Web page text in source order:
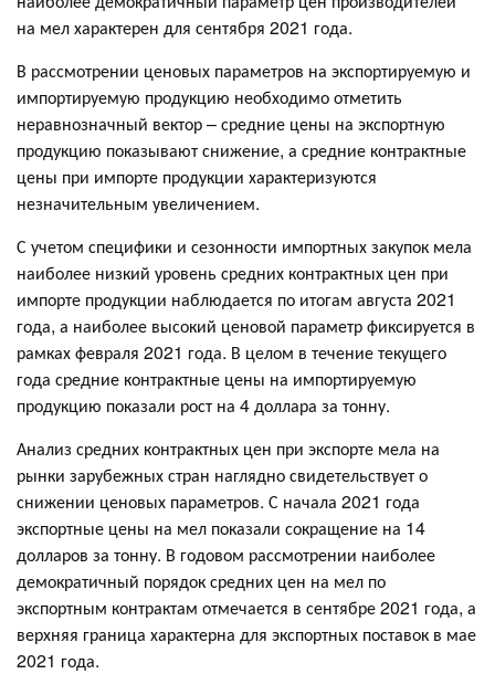
на мел характерен для сентября 2021 года.
В рассмотрении ценовых параметров на экспортируемую и
импортируемую продукцию необходимо отметить
неравнозначный вектор – средние цены на экспортную
продукцию показывают снижение, а средние контрактные
цены при импорте продукции характеризуются
незначительным увеличением.
С учетом специфики и сезонности импортных закупок мела
наиболее низкий уровень средних контрактных цен при
импорте продукции наблюдается по итогам августа 2021
года, а наиболее высокий ценовой параметр фиксируется в
рамках февраля 2021 года. В целом в течение текущего
года средние контрактные цены на импортируемую
продукцию показали рост на 4 доллара за тонну.
Анализ средних контрактных цен при экспорте мела на
рынки зарубежных стран наглядно свидетельствует о
снижении ценовых параметров. С начала 2021 года
экспортные цены на мел показали сокращение на 14
долларов за тонну. В годовом рассмотрении наиболее
демократичный порядок средних цен на мел по
экспортным контрактам отмечается в сентябре 2021 года, а
верхняя граница характерна для экспортных поставок в мае
2021 года.